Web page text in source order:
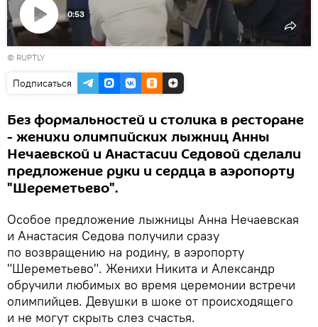
Воспроизвести
видео
0:53
© RUPTLY
Подписаться
Без формальностей и столика в ресторане
- женихи олимпийских лыжниц Анны
Нечаевской и Анастасии Седовой сделали
предложение руки и сердца в аэропорту
"Шереметьево".
Особое предложение лыжницы Анна Нечаевская
и Анастасия Седова получили сразу
по возвращению на родину, в аэропорту
"Шереметьево". Женихи Никита и Александр
обручили любимых во время церемонии встречи
олимпийцев. Девушки в шоке от происходящего
и не могут скрыть слез счастья.